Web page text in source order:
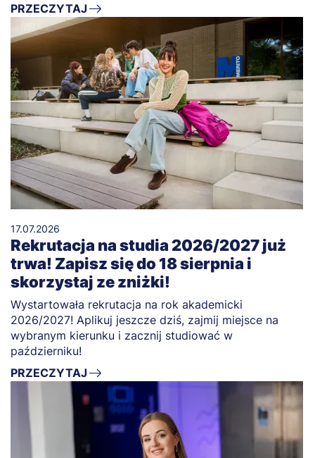
PRZECZYTAJ
17.07.2026
Rekrutacja na studia 2026/2027 już
trwa! Zapisz się do 18 sierpnia i
skorzystaj ze zniżki!
Wystartowała rekrutacja na rok akademicki
2026/2027! Aplikuj jeszcze dziś, zajmij miejsce na
wybranym kierunku i zacznij studiować w
październiku!
PRZECZYTAJ